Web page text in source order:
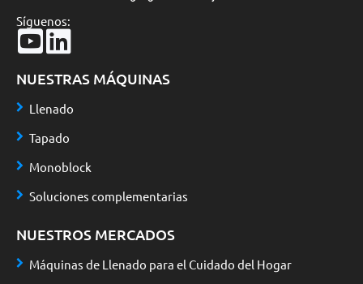
Síguenos:
NUESTRAS MÁQUINAS
Llenado
Tapado
Monoblock
Soluciones complementarias
NUESTROS MERCADOS
Máquinas de Llenado para el Cuidado del Hogar